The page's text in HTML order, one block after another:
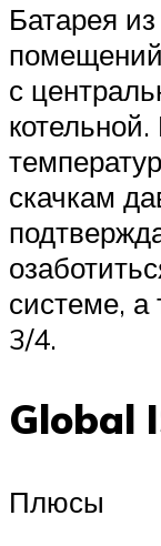
Батарея
с
скачкам
системе, а
3/4.
Global
Плюсы